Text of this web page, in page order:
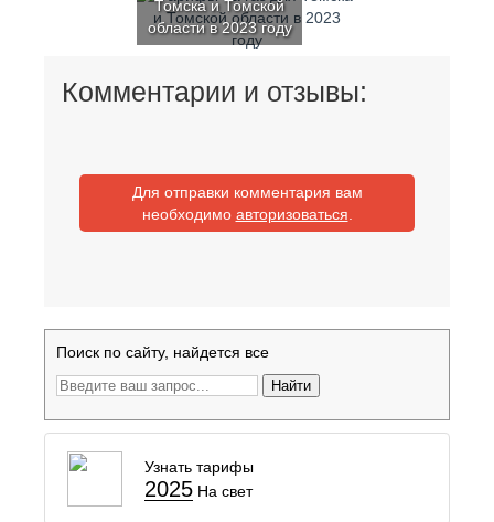
Томска и Томской
области в 2023 году
Комментарии и отзывы:
Для отправки комментария вам
необходимо авторизоваться
Поиск по сайту, найдется все
Найти
Узнать тарифы
2025 На свет